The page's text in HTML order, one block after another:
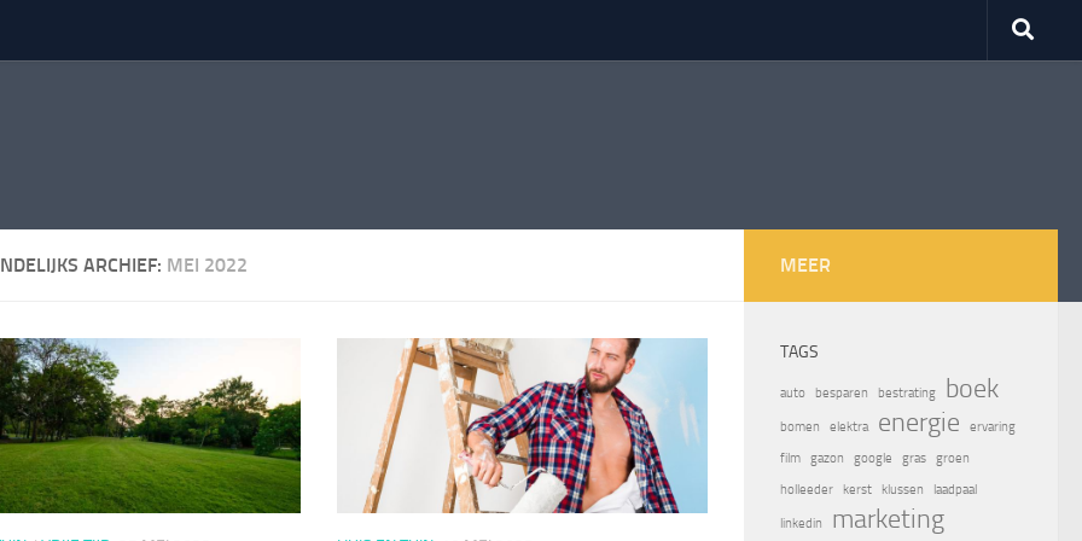
ARCHIEF: MEI 2022 MEER
TAGS
auto besparen bestrating boek
bomen elektra energie
ervaring
film
gazon google gras
groen
holleeder
kerst klussen laadpaal
linkedin
marketing